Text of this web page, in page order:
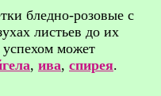
бледно-розовые с
листьев до их
успехом может
, ива, спирея.